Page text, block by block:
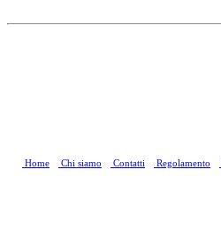
Home Chi siamo Contatti Regolamento